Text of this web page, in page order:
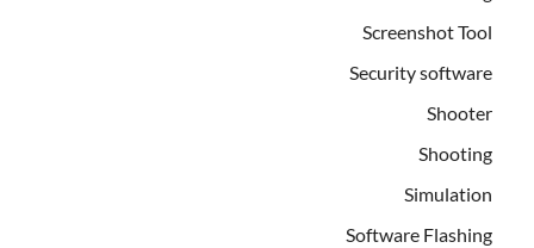
Screenshot Tool
Security software
Shooter
Shooting
Simulation
Software Flashing